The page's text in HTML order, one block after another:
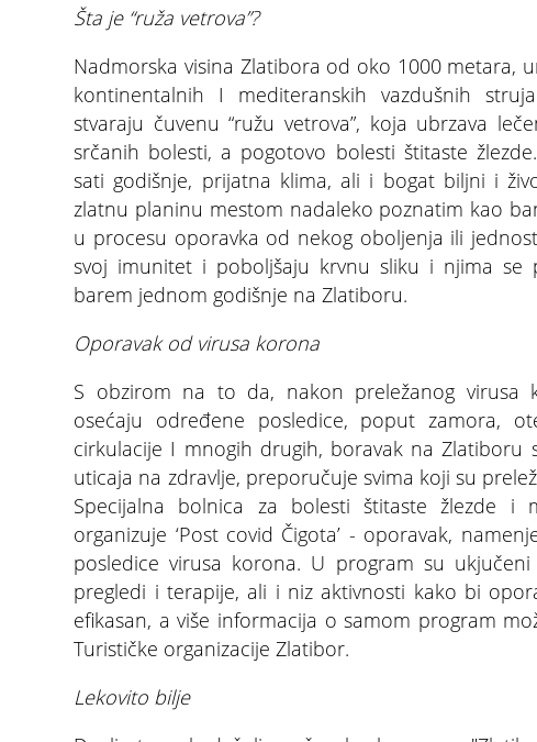
Šta je “ruža vetrova”?
Nadmorska visina Zlatibora od oko 1000 metara,
kontinentalnih I mediteranskih vazdušnih
stvaraju čuvenu “ružu vetrova”, koja ubrzava
srčanih bolesti, a pogotovo bolesti štitaste
sati godišnje, prijatna klima, ali i bogat biljni i
zlatnu planinu mestom nadaleko poznatim kao
u procesu oporavka od nekog oboljenja ili
svoj imunitet i poboljšaju krvnu sliku i njima se
barem jednom godišnje na Zlatiboru.
Oporavak od virusa korona
S obzirom na to da, nakon preležanog virusa
osećaju određene posledice, poput zamora,
cirkulacije I mnogih drugih, boravak na Zlatiboru
uticaja na zdravlje, preporučuje svima koji su
Specijalna bolnica za bolesti štitaste žlezde i
organizuje ‘Post covid Čigota’ - oporavak,
posledice virusa korona. U program su
pregledi i terapije, ali i niz aktivnosti kako bi
efikasan, a više informacija o samom program
Turističke organizacije Zlatibor.
Lekovito bilje